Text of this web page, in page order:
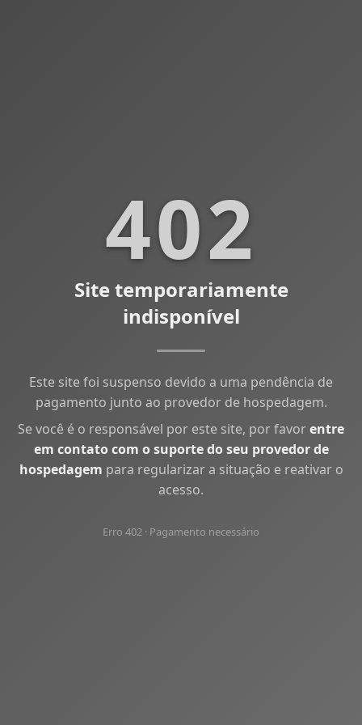
402
Site temporariamente
indisponível
Este site foi suspenso devido a uma pendência de
pagamento junto ao provedor de hospedagem.
Se você é o responsável por este site, por favorentre
em contato com o suporte do seu provedor de
hospedagem para regularizar a situação e reativar o
acesso.
Erro 402 · Pagamento necessário